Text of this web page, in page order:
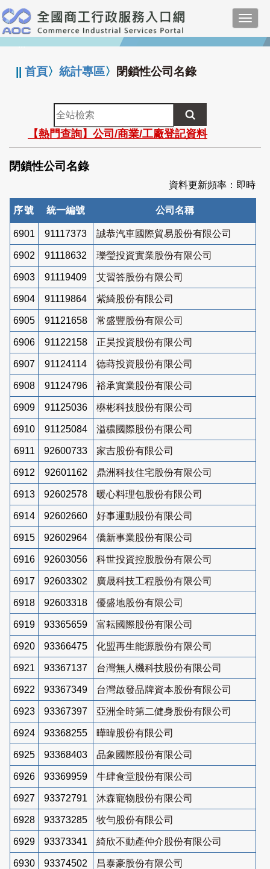
跳
到
主
要
:::
||首頁〉統計專區〉 閉鎖性公司名錄
全
站
檢
索
【熱門查詢】公司/商業/工廠登記資料
閉鎖性公司名錄
資料更新頻率：即時
序號 統一編號 公司名稱
6901 91117373 誠恭汽車國際貿易股份有限公司
6902 91118632 瓅瑩投資實業股份有限公司
6903 91119409 艾習答股份有限公司
6904 91119864 紫綺股份有限公司
6905 91121658 常盛豐股份有限公司
6906 91122158 正昊投資股份有限公司
6907 91124114 德蒔投資股份有限公司
6908 91124796 裕承實業股份有限公司
6909 91125036 楙彬科技股份有限公司
6910 91125084 溢穠國際股份有限公司
6911 92600733 家吉股份有限公司
6912 92601162 鼎洲科技住宅股份有限公司
6913 92602578 暖心料理包股份有限公司
6914 92602660 好事運動股份有限公司
6915 92602964 僑新事業股份有限公司
6916 92603056 科世投資控股股份有限公司
6917 92603302 廣晟科技工程股份有限公司
6918 92603318 優盛地股份有限公司
6919 93365659 富耘國際股份有限公司
6920 93366475 化盟再生能源股份有限公司
6921 93367137 台灣無人機科技股份有限公司
6922 93367349 台灣啟發品牌資本股份有限公司
6923 93367397 亞洲全時第二健身股份有限公司
6924 93368255 曄暐股份有限公司
6925 93368403 品象國際股份有限公司
6926 93369959 牛肆食堂股份有限公司
6927 93372791 沐森寵物股份有限公司
6928 93373285 牧勻股份有限公司
6929 93373341 綺欣不動產仲介股份有限公司
6930 93374502 昌泰豪股份有限公司